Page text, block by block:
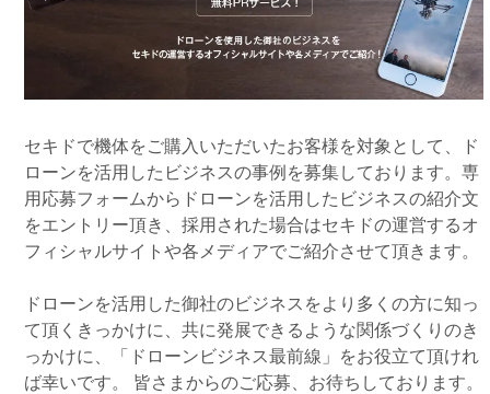
セキドで機体をご購入いただいたお客様を対象として、ド
ローンを活用したビジネスの事例を募集しております。専
用応募フォームからドローンを活用したビジネスの紹介文
をエントリー頂き、採用された場合はセキドの運営するオ
フィシャルサイトや各メディアでご紹介させて頂きます。
ドローンを活用した御社のビジネスをより多くの方に知っ
て頂くきっかけに、共に発展できるような関係づくりのき
っかけに、「ドローンビジネス最前線」をお役立て頂けれ
ば幸いです。 皆さまからのご応募、お待ちしております。